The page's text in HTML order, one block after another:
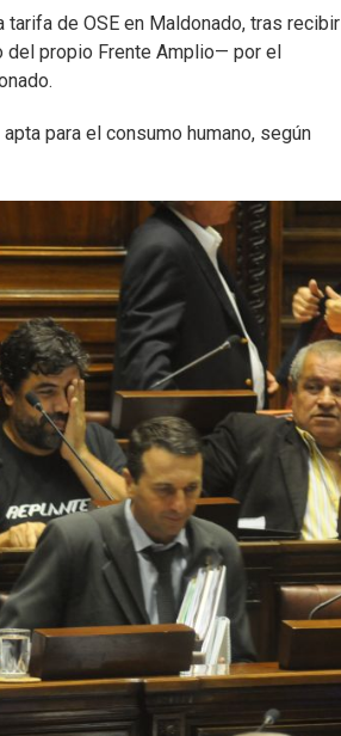
de OSE en Maldonado, tras recibir
propio Frente Amplio— por el
para el consumo humano, según